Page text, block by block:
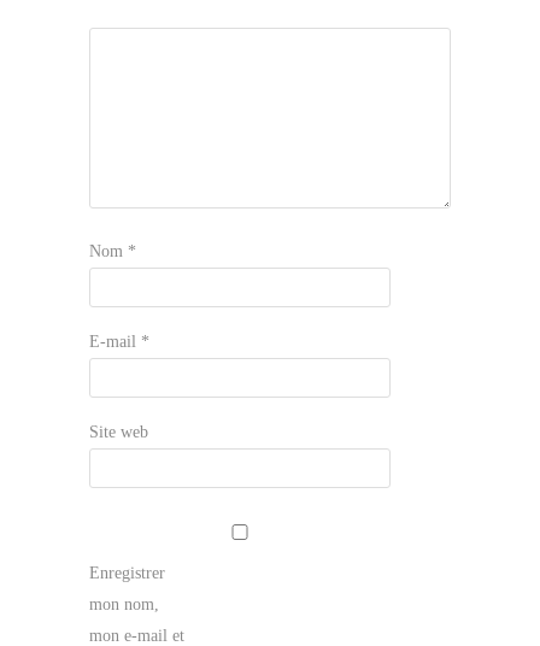
Nom *
E-mail *
Site web
Enregistrer
mon nom,
mon e-mail et